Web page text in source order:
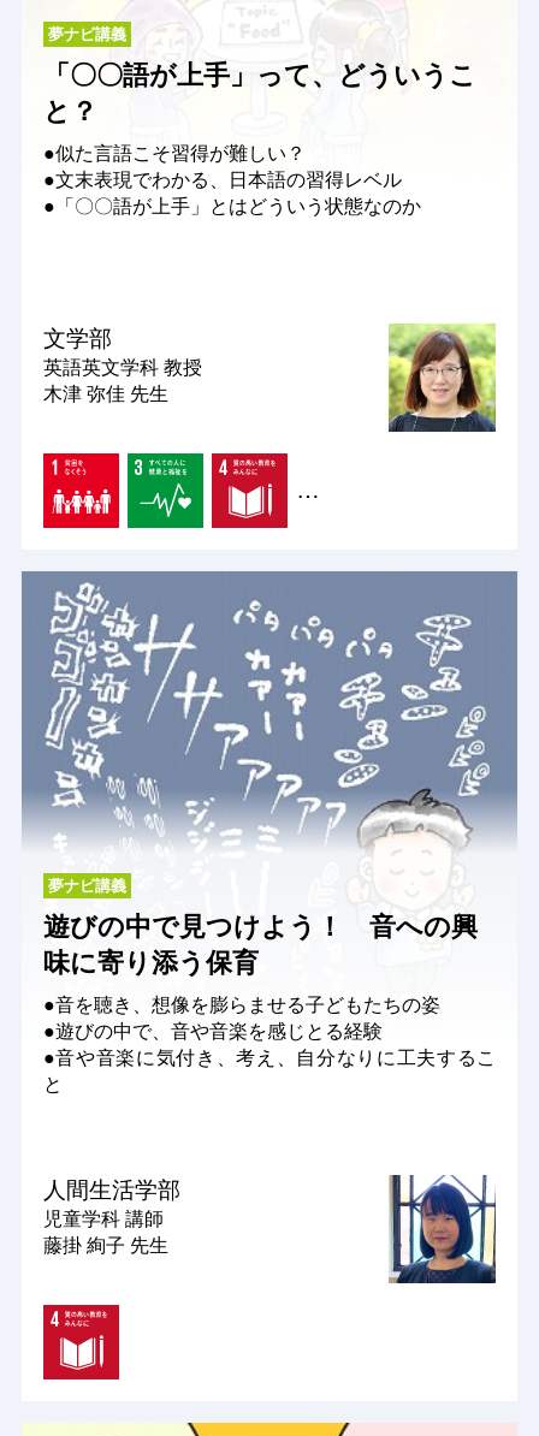
夢ナビ講義
「〇〇語が上手」って、どういうこ
と？
●似た言語こそ習得が難しい？
●文末表現でわかる、日本語の習得レベル
●「〇〇語が上手」とはどういう状態なのか
文学部
英語英文学科 教授
木津 弥佳 先生
…
夢ナビ講義
遊びの中で見つけよう！ 音への興
味に寄り添う保育
●音を聴き、想像を膨らませる子どもたちの姿
●遊びの中で、音や音楽を感じとる経験
●音や音楽に気付き、考え、自分なりに工夫するこ
と
人間生活学部
児童学科 講師
藤掛 絢子 先生